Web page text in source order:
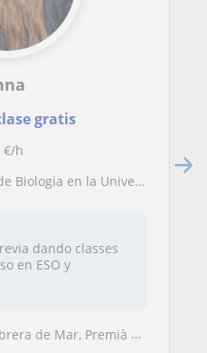
gratis
€/h
en la Universidad de Barcelona
dando classes
en ESO y
Premià de Mar, Vilassar de Dalt